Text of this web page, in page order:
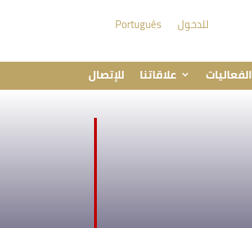
للدخول Português
الفعاليات علاقاتنا للإتصال